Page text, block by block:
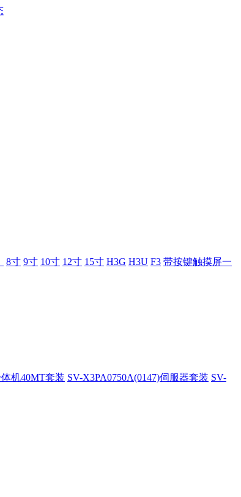
8寸 9寸 10寸 12寸 15寸 H3G H3U F3 带按键触摸屏一
机40MT套装 SV-X3PA0750A(0147)伺服器套装 SV-